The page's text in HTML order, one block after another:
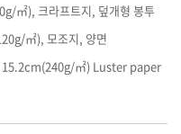
㎡), 크라프트지, 덮개형 봉투
㎡), 모조지, 양면
㎡) Luster paper